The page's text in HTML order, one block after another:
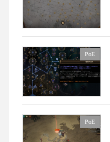
PoE
PoE